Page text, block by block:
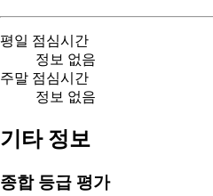
평일 점심시간
정보 없음
주말 점심시간
정보 없음
기타 정보
종합 등급 평가